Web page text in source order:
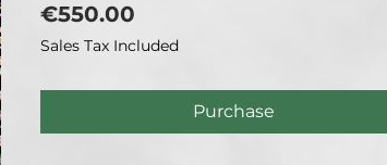
€550.00
Sales Tax Included
Purchase